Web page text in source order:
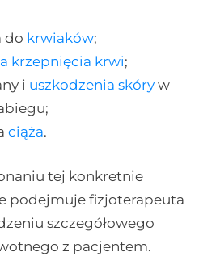
do krwiaków;
krzepnięcia krwi;
i uszkodzenia skóryw
ciąża.
tej konkretnie
podejmuje fizjoterapeuta
szczegółowego
z pacjentem.